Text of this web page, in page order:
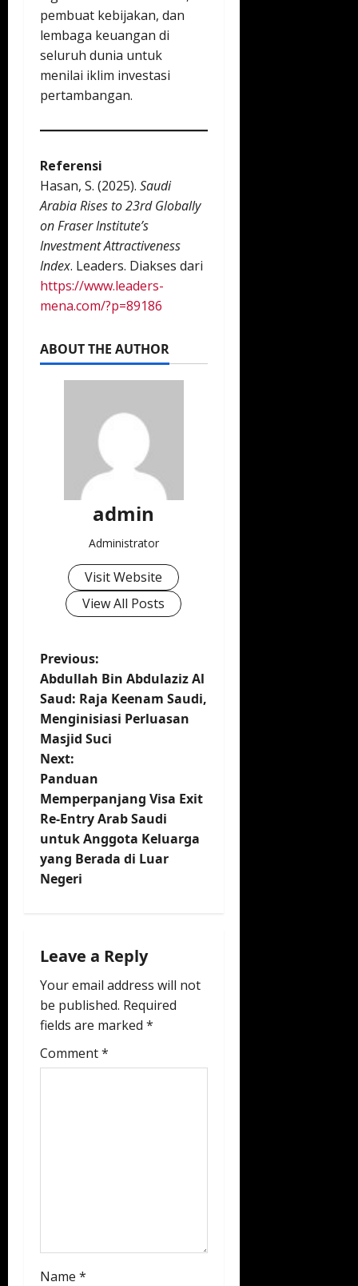
pembuat kebijakan, dan
lembaga keuangan di
seluruh dunia untuk
menilai iklim investasi
pertambangan.
Referensi
Hasan, S. (2025). Saudi
Arabia Rises to 23rd Globally
on Fraser Institute’s
Investment Attractiveness
Index. Leaders. Diakses dari
https://www.leaders-
mena.com/?p=89186
ABOUT THE AUTHOR
admin
Administrator
Visit Website
View All Posts
P
o
s
t
n
a
v
a
t
i
o
Previous:
Abdullah Bin Abdulaziz Al
Saud: Raja Keenam Saudi,
Menginisiasi Perluasan
Masjid Suci
Next:
Panduan
Memperpanjang Visa Exit
Re-Entry Arab Saudi
untuk Anggota Keluarga
yang Berada di Luar
Negeri
Leave a Reply
Your email address will not
be published. Required
fields are marked *
Comment*
Name *